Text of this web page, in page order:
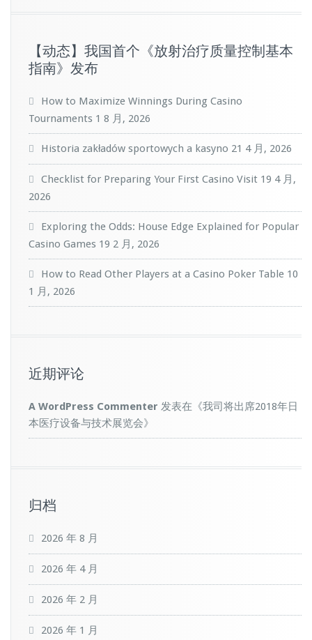
【动态】我国首个《放射治疗质量控制基本
指南》发布
How to Maximize Winnings During Casino
Tournaments 1 8 月, 2026
Historia zakładów sportowych a kasyno 21 4 月, 2026
Checklist for Preparing Your First Casino Visit 19 4 月,
2026
Exploring the Odds: House Edge Explained for Popular
Casino Games 19 2 月, 2026
How to Read Other Players at a Casino Poker Table 10
1 月, 2026
近期评论
A WordPress Commenter 发表在《我司将出席2018年日
本医疗设备与技术展览会》
归档
2026 年 8 月
2026 年 4 月
2026 年 2 月
2026 年 1 月